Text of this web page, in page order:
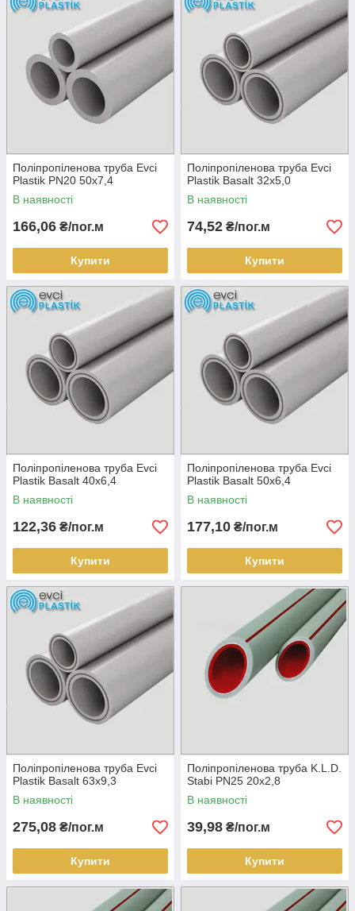
Поліпропіленова труба Evci
Plastik PN20 50х7,4
В наявності
166,06 ₴/пог.м
Купити
Поліпропіленова труба Evci
Plastik Basalt 32х5,0
В наявності
74,52 ₴/пог.м
Купити
Поліпропіленова труба Evci
Plastik Basalt 40х6,4
В наявності
122,36 ₴/пог.м
Купити
Поліпропіленова труба Evci
Plastik Basalt 50х6,4
В наявності
177,10 ₴/пог.м
Купити
Поліпропіленова труба Evci
Plastik Basalt 63х9,3
В наявності
275,08 ₴/пог.м
Купити
Поліпропіленова труба K.L.D.
Stabi PN25 20х2,8
В наявності
39,98 ₴/пог.м
Купити